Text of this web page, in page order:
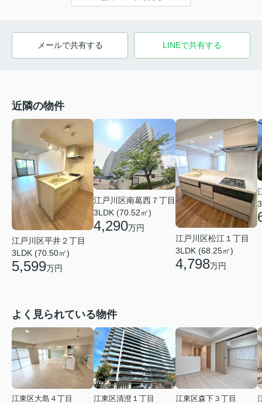
メールで共有する LINEで共有する
近隣の物件
江戸川区平井２丁目
3LDK (70.50㎡)
5,599万円
江戸川区南葛西７丁目
3LDK (70.52㎡)
4,290万円
江戸川区松江１丁目
3LDK (68.25㎡)
4,798万円
よく見られている物件
江東区大島４丁目
江東区清澄１丁目
江東区森下３丁目